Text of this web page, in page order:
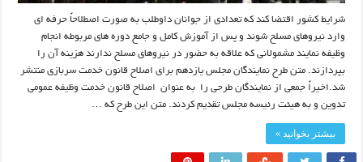
شرایط کشور اقتضا کند که تعدادی از جوانان داوطلب به صورت اصطلاحاً حرفه ای
وارد نیروهای مسلح شوند و پس از آموزش کامل و جامع دوره های مربوطه انجام
وظیفه نمایند مشمولانی که علاقه به حضور در نیروهای مسلح ندارند هزینه آن را
بپردازند. متن طرح نمایندگان مجلس یازدهم برای اصلاح قانون خدمت سربازی منتشر
شد.اخیراً جمعی از نمایندگان طرحی را به عنوان اصلاح قانون خدمت وظیفه عمومی
تدوین و به هیئت رئیسه مجلس تقدیم کردند. متن این طرح که …
بیشتر بخوانید »